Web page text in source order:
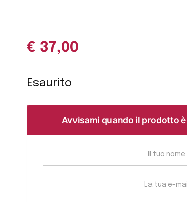
€ 37,00
Esaurito
Avvisami quando il prodotto